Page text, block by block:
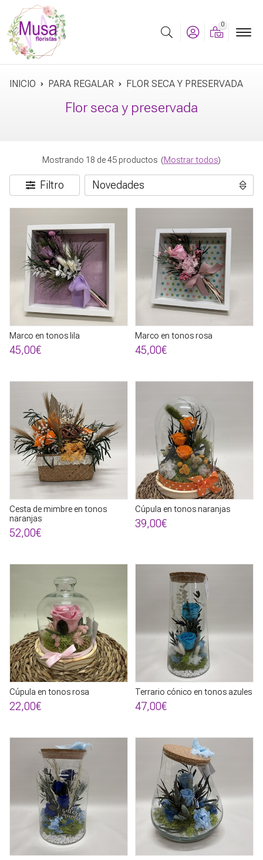
Buscar
0
INICIO PARA REGALAR FLOR SECA Y PRESERVADA
Flor seca y preservada
Mostrando 18 de 45 productos (Mostrar todos)
Filtro
Marco en tonos lila
45,00€
Marco en tonos rosa
45,00€
Cesta de mimbre en tonos
naranjas
52,00€
Cúpula en tonos naranjas
39,00€
Cúpula en tonos rosa
22,00€
Terrario cónico en tonos azules
47,00€